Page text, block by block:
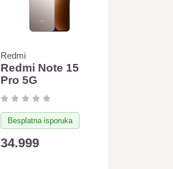
Redmi
Redmi Note 15
Pro 5G
Besplatna isporuka
34.999